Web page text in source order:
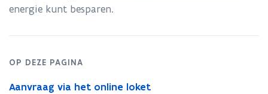
bevindt
Energiescan
energie kunt besparen.
OP DEZE PAGINA
Aanvraag via het online loket